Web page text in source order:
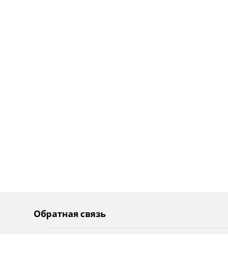
Обратная связь